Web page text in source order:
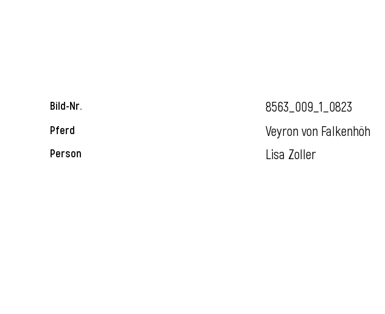
Bild-Nr. 8563_009_1_0823
Pferd Veyron von Falkenhöh
Person Lisa Zoller